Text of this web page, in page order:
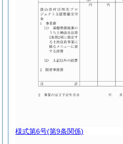
様式第6号(第9条関係)